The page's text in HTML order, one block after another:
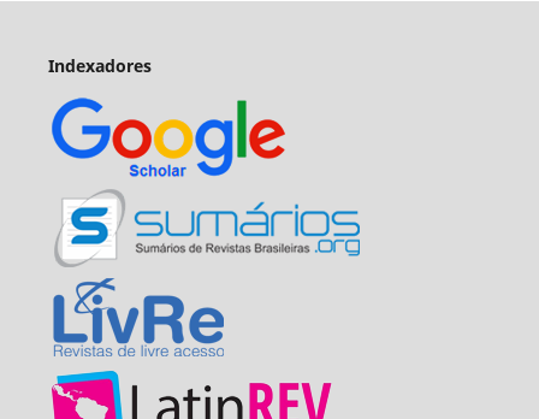
Indexadores